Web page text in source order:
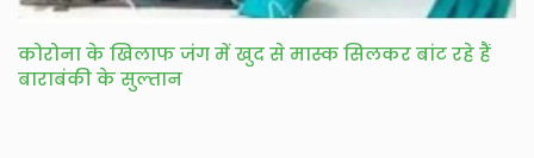
कोरोना के खिलाफ जंग में खुद से मास्क सिलकर बांट रहे हैं
बाराबंकी के सुल्तान